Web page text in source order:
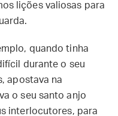
lições valiosas para
quando tinha
durante o seu
apostava na
o seu santo anjo
interlocutores, para